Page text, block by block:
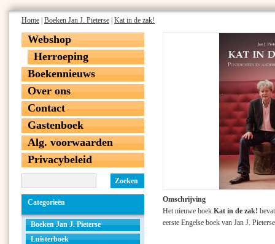
Home Boeken Jan J. Pieterse Kat in de zak!
Webshop
Herroeping
Boekennieuws
Over ons
Contact
Gastenboek
Alg. voorwaarden
Privacybeleid
Zoeken
Categorieën
Boeken Jan J. Pieterse
Luisterboek
Omschrijving
Het nieuwe boek Kat in de zak!
eerste Engelse boek van Jan J.